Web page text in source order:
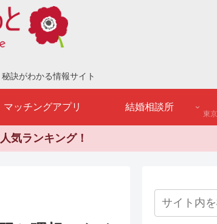
訣がわかる情報サイト
マッチングアプリ 結婚相談所
気ランキング！